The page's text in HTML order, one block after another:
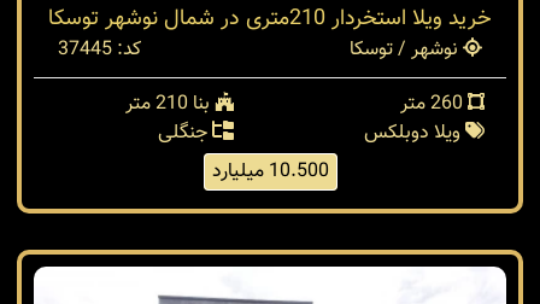
خرید ویلا استخردار 210متری در شمال نوشهر توسکا
نوشهر / توسکا
کد: 37445
بنا 210 متر
ویلا دوبلکس
جنگلی
10.500 میلیارد